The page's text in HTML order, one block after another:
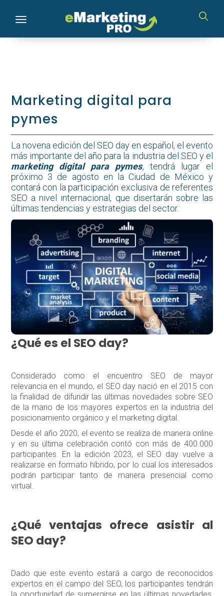
Toggle navigation
Marketing digital para
pymes
La novena edición del SEO day en español, el evento
más importante del año para la industria del SEO y el
marketing digital para pymes, tendrá lugar el
próximo 3 de agosto en la Ciudad de México y
contará con la participación exclusiva de referentes
SEO a nivel internacional, que disertarán sobre las
últimas tendencias y estrategias del sector.
¿Qué es el SEO day?
Considerado como el encuentro SEO de mayor
relevancia en el mundo, el SEO day nació en el 2015 con
la finalidad de difundir las últimas novedades sobre SEO
de la mano de los mayores expertos en la industria del
posicionamiento orgánico y el marketing digital.
Desde el año 2020, el evento se realiza de manera online
y en su última celebración contó con más de 400.000
participantes. En la edición 2023, el SEO day vuelve a
realizarse en formato híbrido, por lo cual los interesados
podrán participar tanto de manera presencial como
virtual.
¿Qué ventajas ofrece asistir al
SEO day?
Dado que este evento estará a cargo de reconocidos
expertos en el campo del SEO, los participantes tendrán